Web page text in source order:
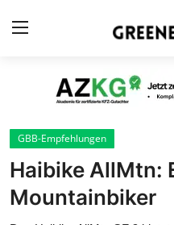
Anmelden
Startseite
Kontaktieren Sie uns
GBB-Empfehlungen
Haibike AllMtn:
Mountainbiker